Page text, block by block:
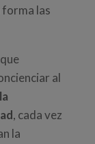
las
al
, cada vez
la